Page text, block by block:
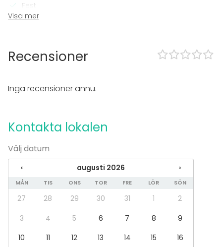
Fest
Bröllop
Konferens
Rekreation
Julbord / Julfest
Lokal
Bankettsal
Anpassningsbar lokal
Galleri / Museum
Aktivitetslokal
Visa mer
Recensioner
Inga recensioner ännu.
Kontakta lokalen
Välj datum
‹ augusti 2026 ›
MÅN TIS ONS TOR FRE LÖR SÖN
27 28 29 30 31 1
2
3
4 5 6 7 8
9
10
11 12 13 14 15
16